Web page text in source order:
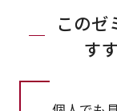
このゼ
す